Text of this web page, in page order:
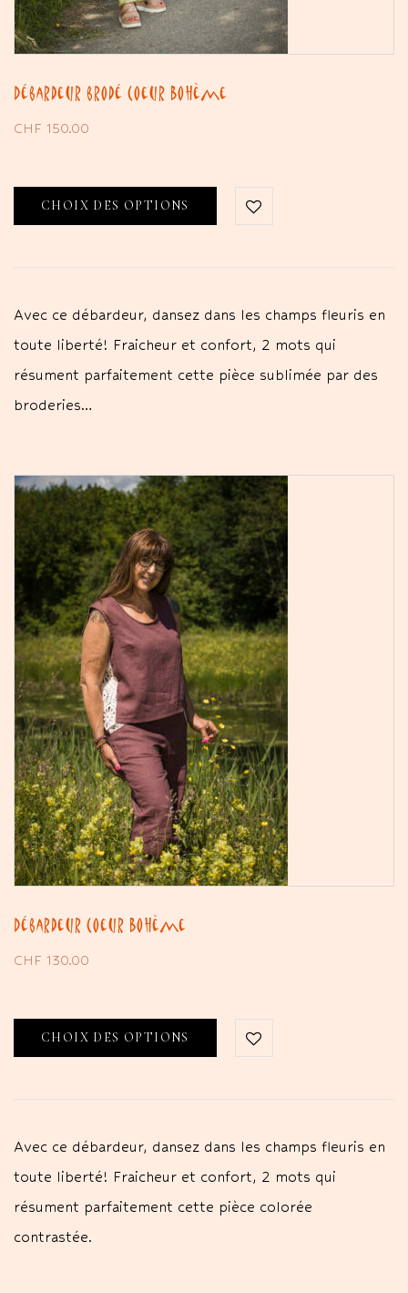
Débardeur brodé Coeur Bohème
CHF 150.00
CHOIX DES OPTIONS
Avec ce débardeur, dansez dans les champs fleuris en
toute liberté! Fraicheur et confort, 2 mots qui
résument parfaitement cette pièce sublimée par des
broderies…
Débardeur Coeur Bohème
CHF 130.00
CHOIX DES OPTIONS
Avec ce débardeur, dansez dans les champs fleuris en
toute liberté! Fraicheur et confort, 2 mots qui
résument parfaitement cette pièce colorée
contrastée.